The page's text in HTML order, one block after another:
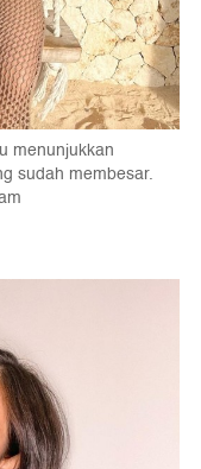
menunjukkan
sudah membesar.